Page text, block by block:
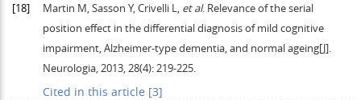
[18] Martin M,Sasson Y,Crivelli L, et al. Relevance of the serial
position effect in the differential diagnosis of mild cognitive
impairment, Alzheimer-type dementia, and normal ageing[J].
Neurologia,2013,28(4): 219‐225.
Cited in this article [3]